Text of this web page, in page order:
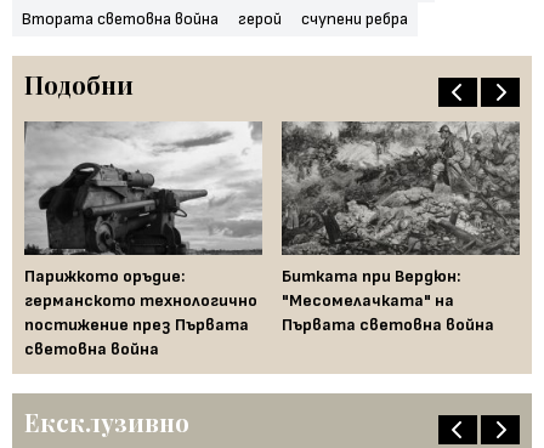
Втората световна война
герой счупени ребра
Подобни
Парижкото оръдие:
германското технологично
постижение през Първата
световна война
Битката при Вердюн:
"Месомелачката" на
Първата световна война
Ексклузивно